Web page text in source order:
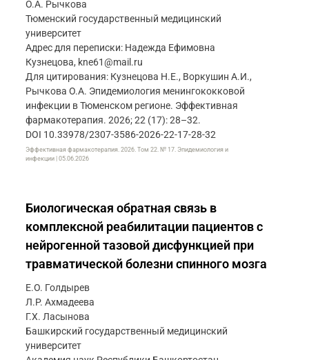
О.А. Рычкова
Тюменский государственный медицинский
университет
Адрес для переписки: Надежда Ефимовна
Кузнецова, kne61@mail.ru
Для цитирования: Кузнецова Н.Е., Воркушин А.И.,
Рычкова О.А. Эпидемиология менингококковой
инфекции в Тюменском регионе. Эффективная
фармакотерапия. 2026; 22 (17): 28–32.
DOI 10.33978/2307-3586-2026-22-17-28-32
Эффективная фармакотерапия. 2026. Том 22. № 17. Эпидемиология и
инфекции | 05.06.2026
Биологическая обратная связь в
комплексной реабилитации пациентов с
нейрогенной тазовой дисфункцией при
травматической болезни спинного мозга
Е.О. Голдырев
Л.Р. Ахмадеева
Г.Х. Ласынова
Башкирский государственный медицинский
университет